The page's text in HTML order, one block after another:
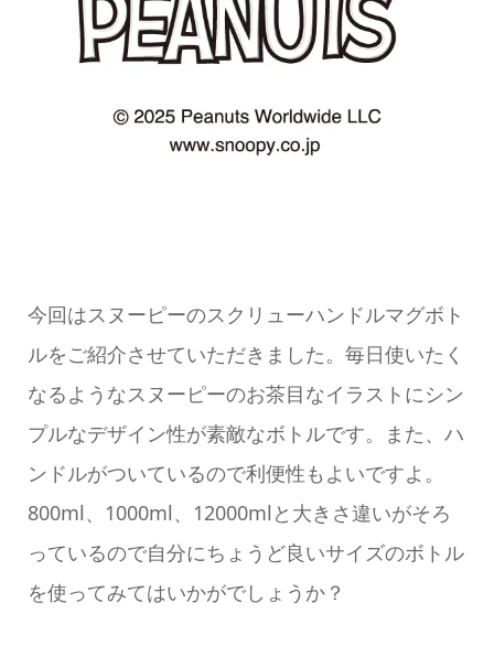
今回はスヌーピーのスクリューハンドルマグボト
ルをご紹介させていただきました。毎日使いたく
なるようなスヌーピーのお茶目なイラストにシン
プルなデザイン性が素敵なボトルです。また、ハ
ンドルがついているので利便性もよいですよ。
800ml、1000ml、12000mlと大きさ違いがそろ
っているので自分にちょうど良いサイズのボトル
を使ってみてはいかがでしょうか？